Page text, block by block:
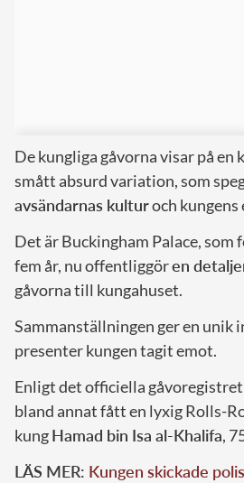
De kungliga gåvorna visar på en
smått absurd variation, som
avsändarnas kulturoch kungens
Det är Buckingham Palace, som
fem år, nu offentliggören
gåvorna till kungahuset.
Sammanställningen ger en unik
presenter kungen tagit emot.
Enligt det officiella
bland annat fått en lyxig Rolls-
kungHamad bin Isa al-Khalifa,
LÄS MER: Kungen skickade